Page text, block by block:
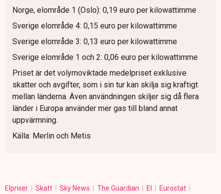
Norge, elområde 1 (Oslo): 0,19 euro per kilowattimme
Sverige elområde 4: 0,15 euro per kilowattimme
Sverige elområde 3: 0,13 euro per kilowattimme
Sverige elområde 1 och 2: 0,06 euro per kilowattimme
Priset är det volymoviktade medelpriset exklusive
skatter och avgifter, som i sin tur kan skilja sig kraftigt
mellan länderna. Även användningen skiljer sig då flera
länder i Europa använder mer gas till bland annat
uppvärmning.
Källa: Merlin och Metis
Elpriser Skatt Sky News The Guardian El
Eurostat